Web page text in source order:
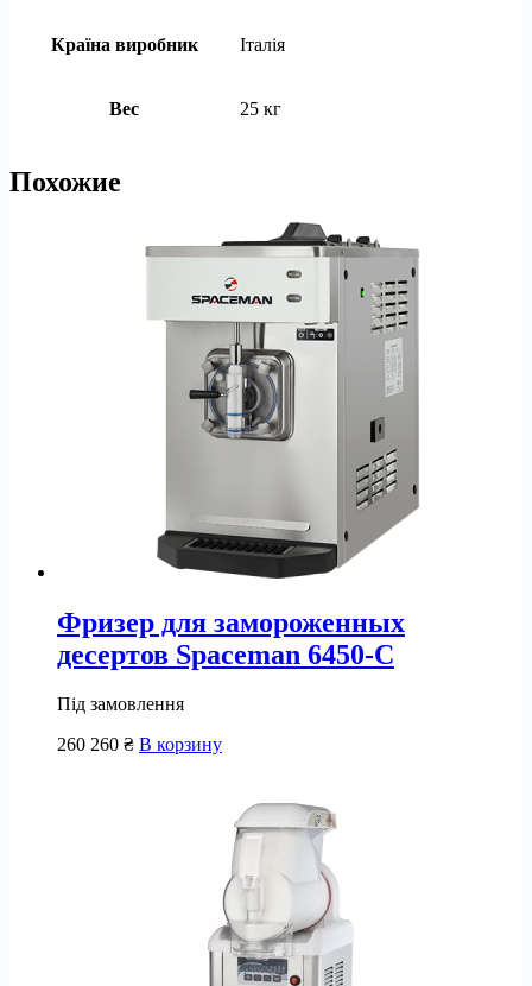
Країна виробник Італія
Вес 25 кг
Похожие
Фризер для замороженных
десертов Spaceman 6450-C
Під замовлення
260 260 ₴ В корзину